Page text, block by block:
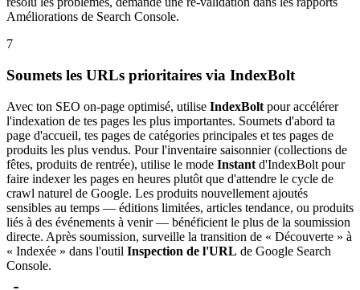
Améliorations de Search Console.
7
Soumets les URLs prioritaires via IndexBolt
Avec ton SEO on-page optimisé, utilise IndexBolt pour accélérer
l'indexation de tes pages les plus importantes. Soumets d'abord ta
page d'accueil, tes pages de catégories principales et tes pages de
produits les plus vendus. Pour l'inventaire saisonnier (collections de
fêtes, produits de rentrée), utilise le mode Instant d'IndexBolt pour
faire indexer les pages en heures plutôt que d'attendre le cycle de
crawl naturel de Google. Les produits nouvellement ajoutés
sensibles au temps — éditions limitées, articles tendance, ou produits
liés à des événements à venir — bénéficient le plus de la soumission
directe. Après soumission, surveille la transition de « Découverte » à
« Indexée » dans l'outil Inspection de l'URL de Google Search
Console.